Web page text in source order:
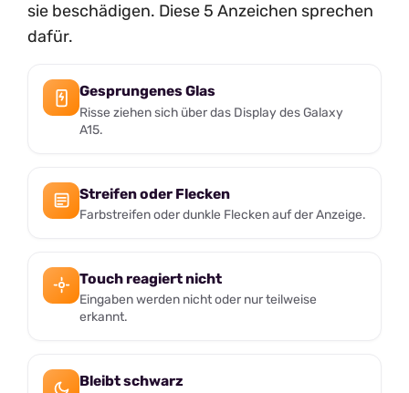
sie beschädigen. Diese 5 Anzeichen sprechen
dafür.
Gesprungenes Glas
Risse ziehen sich über das Display des Galaxy
A15.
Streifen oder Flecken
Farbstreifen oder dunkle Flecken auf der Anzeige.
Touch reagiert nicht
Eingaben werden nicht oder nur teilweise
erkannt.
Bleibt schwarz